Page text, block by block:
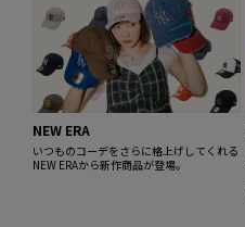
NEW ERA
いつものコーデをさらに格上げしてくれる
NEW ERAから新作商品が登場。